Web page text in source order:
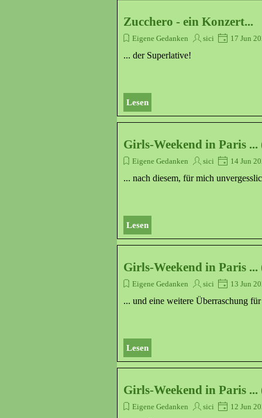
Zucchero - ein Konzert...
Eigene Gedanken sici 17 Jun
... der Superlative!
Lesen
Girls-Weekend in Paris ...
Eigene Gedanken sici 14 Jun
... nach diesem, für mich
Lesen
Girls-Weekend in Paris ...
Eigene Gedanken sici 13 Jun
... und eine weitere Überraschung
Lesen
Girls-Weekend in Paris ...
Eigene Gedanken sici 12 Jun